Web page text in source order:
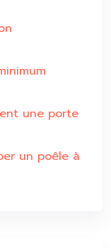
une porte
un poêle à